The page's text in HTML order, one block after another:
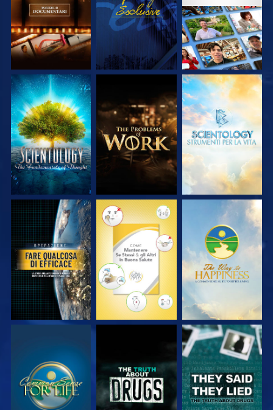
ESPLORA LE
SERIE
ESPLORA LE
SERIE
ESPLORA LE
SERIE
GUARDA GUARDA GUARDA
GUARDA GUARDA GUARDA